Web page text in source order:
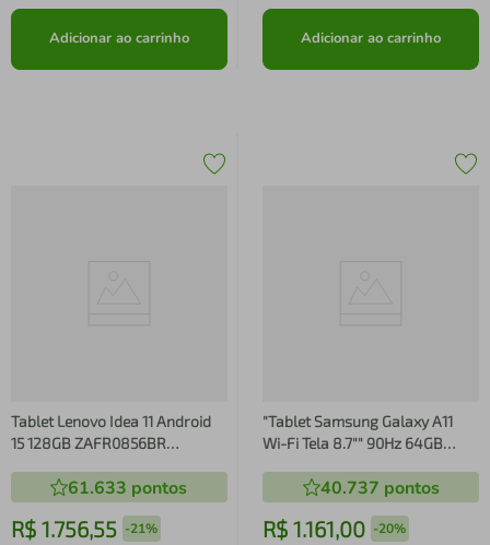
Adicionar ao carrinho Adicionar ao carrinho
Tablet Lenovo Idea 11 Android
15 128GB ZAFR0856BR
Caneta Capa Protetora Luna
Grey
61.633 pontos
R$ 1.756,55 -21%
"Tablet Samsung Galaxy A11
Wi-Fi Tela 8.7"" 90Hz 64GB
40.737 pontos
R$ 1.161,00 -20%